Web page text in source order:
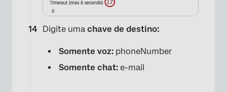
Digite uma chave de destino:
Somente voz: phoneNumber
Somente chat: e-mail